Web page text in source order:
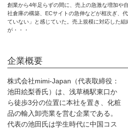
創業から4年足らずの間に、売上の急激な増加や
社倉庫の構築、ECサイトの急伸などが相次ぎ、
ていない」と感じていた。売上規模に対応した
が・・・
企業概要
株式会社mimi-Japan（代表取締役：
池田絵梨香氏）は、浅草橋駅東口か
ら徒歩3分の位置に本社を置き、化粧
品の輸入卸売業を営む企業である。
代表の池田氏は学生時代に中国コス